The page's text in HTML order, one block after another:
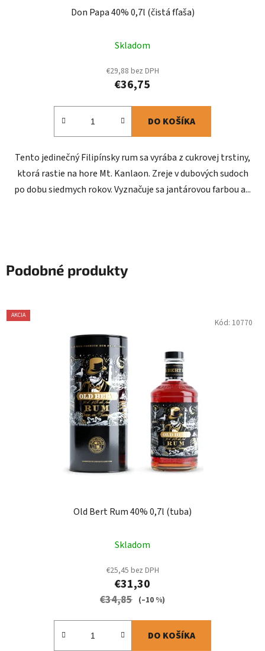
Don Papa 40% 0,7l (čistá fľaša)
Skladom
€29,88 bez DPH
€36,75
DO KOŠÍKA
Tento jedinečný Filipínsky rum sa vyrába z cukrovej trstiny,
ktorá rastie na hore Mt. Kanlaon. Zreje v dubových sudoch
po dobu siedmych rokov. Vyznačuje sa jantárovou farbou a...
Podobné produkty
AKCIA
Old Bert Rum 40% 0,7l (tuba)
Skladom
€25,45 bez DPH
€31,30
€34,85 (–10 %)
DO KOŠÍKA
Kód: 10770